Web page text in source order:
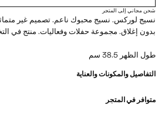
شحن مجاني إلى المتجر
نسيج لوركس. نسيج محبوك ناعم. تصميم غير
بدون إغلاق. مجموعة حفلات وفعاليات. منتج في
طول الظهر 38.5 سم
التفاصيل والمكونات والعناية
متوافر في المتجر